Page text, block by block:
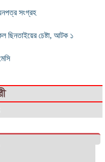
সংগ্রহ
ছিনতাইয়ের চেষ্টা, আটক ১